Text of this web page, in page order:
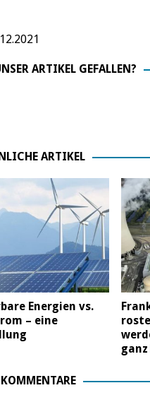
ARTIKEL GEFALLEN?
ARTIKEL
Energien vs.
– eine
ganz